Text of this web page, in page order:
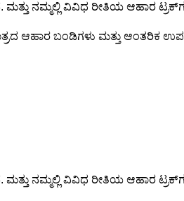
ಮತ್ತು ನಮ್ಮಲ್ಲಿ ವಿವಿಧ ರೀತಿಯ ಆಹಾರ
ಆಹಾರ ಬಂಡಿಗಳು ಮತ್ತು ಆಂತರಿಕ
ಮತ್ತು ನಮ್ಮಲ್ಲಿ ವಿವಿಧ ರೀತಿಯ ಆಹಾರ